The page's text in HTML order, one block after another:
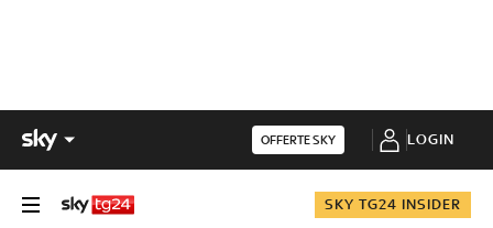
OFFERTE SKY LOGIN
SKY TG24 INSIDER